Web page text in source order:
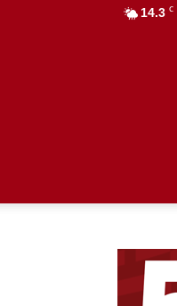
14.3 C